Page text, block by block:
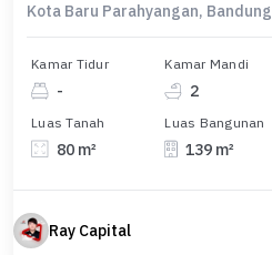
Kota Baru Parahyangan, Bandung
Kamar Tidur
-
Kamar Mandi
2
Luas Tanah
80 m²
Luas Bangunan
139 m²
Ray Capital